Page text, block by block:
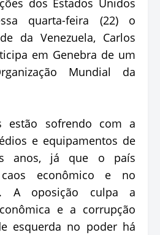
quarta-feira (22) o
da Venezuela, Carlos
em Genebra de um
Mundial da
estão sofrendo com a
e equipamentos de
anos, já que o país
econômico e no
A oposição culpa a
e a corrupção
esquerda no poder há